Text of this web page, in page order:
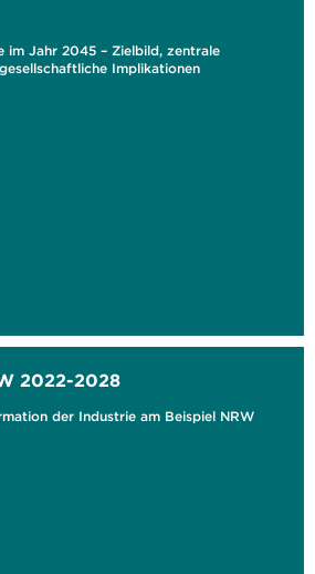
im Jahr 2045 – Zielbild, zentrale
Implikationen
2022-2028
der Industrie am Beispiel NRW